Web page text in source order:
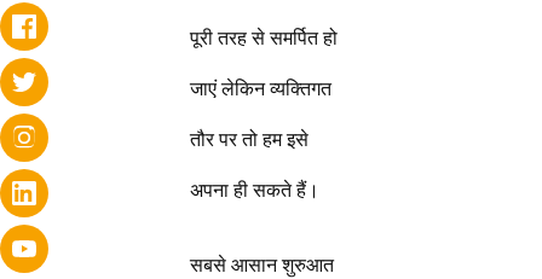
पूरी तरह से समर्पित हो
जाएं लेकिन व्यक्तिगत
तौर पर तो हम इसे
अपना ही सकते हैं।
सबसे आसान शुरुआत